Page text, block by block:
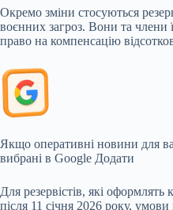
Окремо зміни стосуються
воєнних загроз. Вони та члени
право на компенсацію
Якщо оперативні новини для
вибрані в Google Додати
Для резервістів, які
після 11 січня 2026 року,